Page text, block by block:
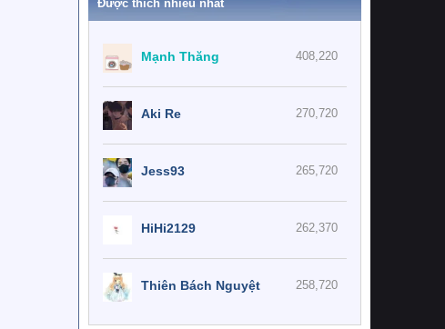
Được thích nhiều nhất
408,220
Mạnh Thăng
270,720
Aki Re
265,720
Jess93
262,370
HiHi2129
258,720
Thiên Bách Nguyệt